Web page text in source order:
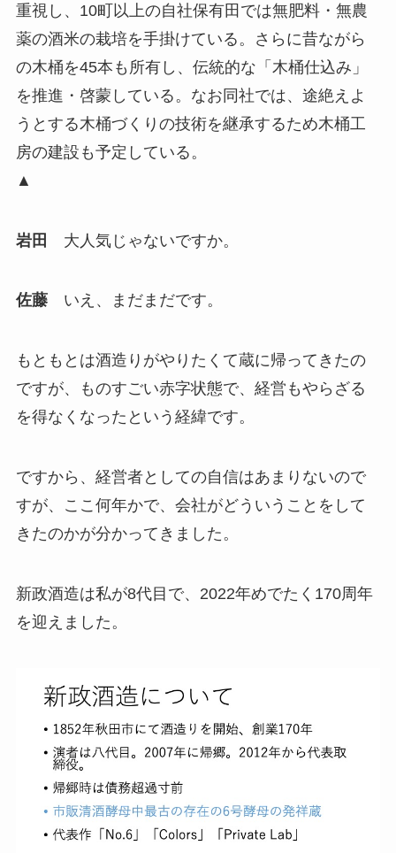
重視し、10町以上の自社保有田では無肥料・無農
薬の酒米の栽培を手掛けている。さらに昔ながら
の木桶を45本も所有し、伝統的な「木桶仕込み」
を推進・啓蒙している。なお同社では、途絶えよ
うとする木桶づくりの技術を継承するため木桶工
房の建設も予定している。
▲
岩田 大人気じゃないですか。
佐藤 いえ、まだまだです。
もともとは酒造りがやりたくて蔵に帰ってきたの
ですが、ものすごい赤字状態で、経営もやらざる
を得なくなったという経緯です。
ですから、経営者としての自信はあまりないので
すが、ここ何年かで、会社がどういうことをして
きたのかが分かってきました。
新政酒造は私が8代目で、2022年めでたく170周年
を迎えました。